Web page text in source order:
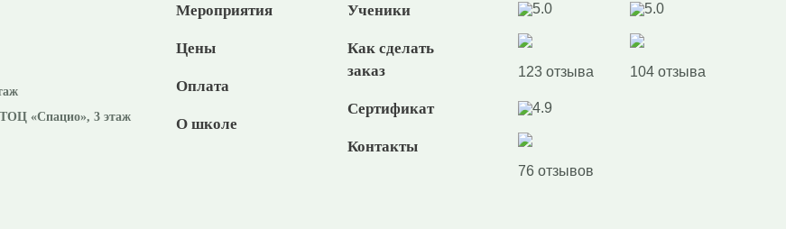
«Спацио», 3 этаж
Мероприятия
Цены
Оплата
О школе
Ученики
Как сделать
заказ
Сертификат
Контакты
5.0
123 отзыва
5.0
104 отзыва
4.9
76 отзывов